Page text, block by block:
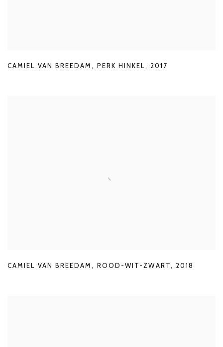
CAMIEL VAN BREEDAM , PERK HINKEL , 2017
CAMIEL VAN BREEDAM , ROOD-WIT-ZWART, 2018